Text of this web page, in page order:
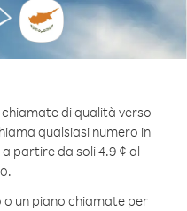
di qualità verso
qualsiasi numero in
partire da soli 4.9 ¢ al
un piano chiamate per